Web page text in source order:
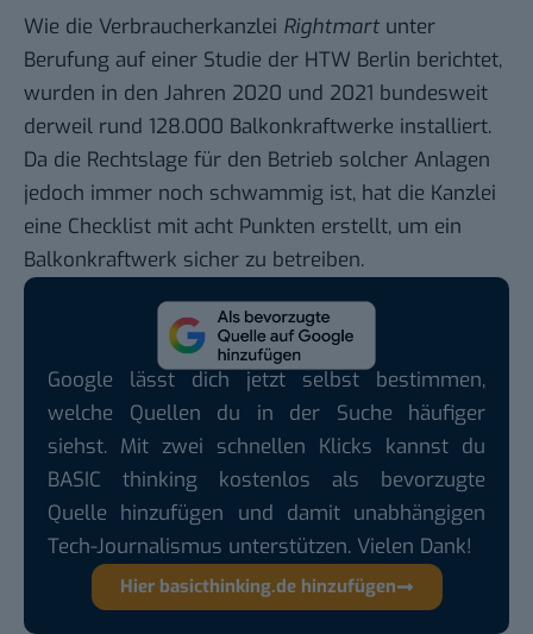
Wie die Verbraucherkanzlei Rightmart unter
Berufung auf einer Studie der HTW Berlin berichtet,
wurden in den Jahren 2020 und 2021 bundesweit
derweil rund 128.000 Balkonkraftwerke installiert.
Da die Rechtslage für den Betrieb solcher Anlagen
jedoch immer noch schwammig ist, hat die Kanzlei
eine Checklist mit acht Punkten erstellt, um ein
Balkonkraftwerk sicher zu betreiben.
Google lässt dich jetzt selbst bestimmen,
welche Quellen du in der Suche häufiger
siehst. Mit zwei schnellen Klicks kannst du
BASIC thinking kostenlos als bevorzugte
Quelle hinzufügen und damit unabhängigen
Tech-Journalismus unterstützen. Vielen Dank!
Hier basicthinking.de hinzufügen